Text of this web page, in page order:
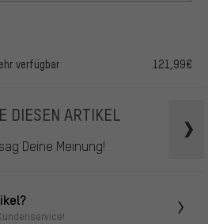
verfügbar 121,99€
DIESEN ARTIKEL
Deine Meinung!